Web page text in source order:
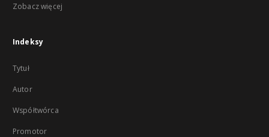
Zobacz więcej
Indeksy
Tytuł
Autor
Współtwórca
Promotor